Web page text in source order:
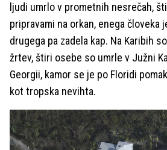
ljudi umrlo v prometnih nesrečah,
pripravami na orkan, enega človeka
drugega pa zadela kap. Na Karibih
žrtev, štiri osebe so umrle v Južni
Georgii, kamor se je po Floridi
kot tropska nevihta.